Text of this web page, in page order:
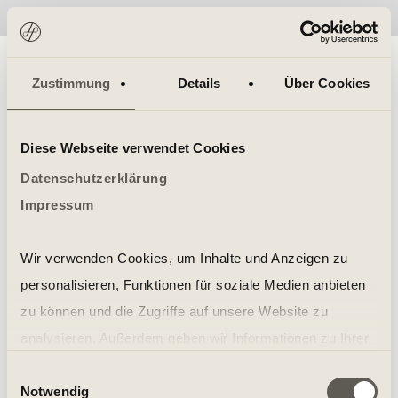
Zustimmung Details Über Cookies
Diese Webseite verwendet Cookies
Datenschutzerklärung
Impressum
Wir verwenden Cookies, um Inhalte und Anzeigen zu
personalisieren, Funktionen für soziale Medien anbieten
zu können und die Zugriffe auf unsere Website zu
soziale Medien, Werbung und Analysen weiter. Unsere
Notwendig